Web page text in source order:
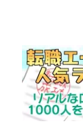
ト/男性の口